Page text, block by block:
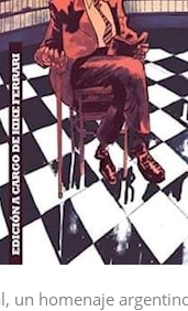
un homenaje